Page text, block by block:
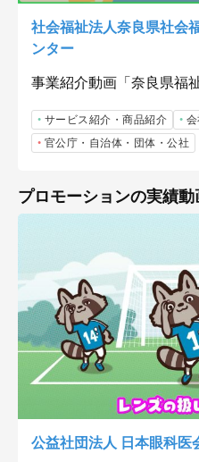
社会福祉法人奈良県社会
ンター
事業紹介動画「奈良県福
サービス紹介・商品紹介
官公庁・自治体・団体・公社
プロモーションの実績動
公益社団法人 日本眼科医